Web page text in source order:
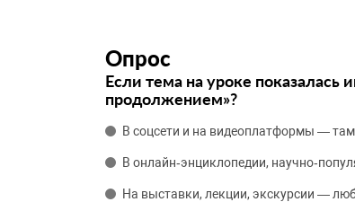
Опрос
Если тема на уроке показалась
продолжением»?
В соцсети и на видеоплатформы —
В онлайн‑энциклопедии,
На выставки, лекции, экскурсии —